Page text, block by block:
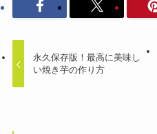
永久保存版！最高に美味し
い焼き芋の作り方